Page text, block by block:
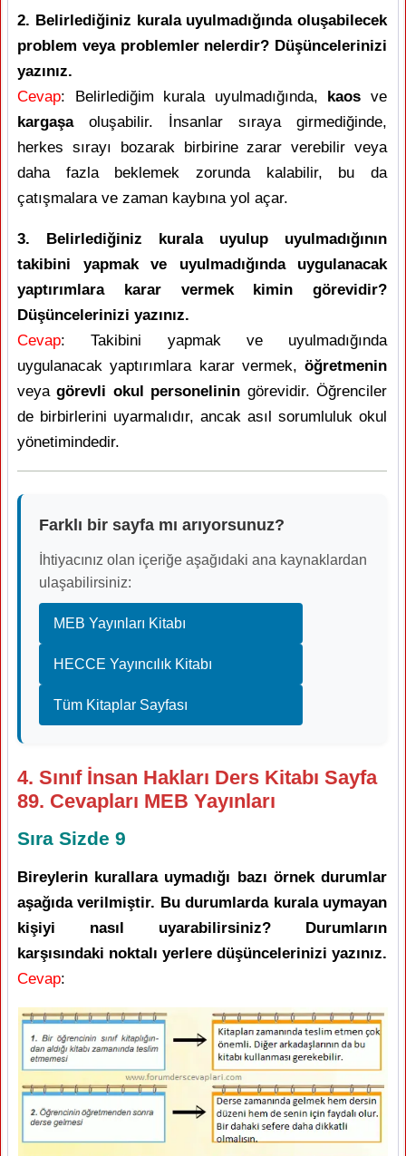
2. Belirlediğiniz kurala uyulmadığında oluşabilecek
problem veya problemler nelerdir? Düşüncelerinizi
yazınız.
Cevap: Belirlediğim kurala uyulmadığında, kaos ve
kargaşaoluşabilir. İnsanlar sıraya girmediğinde,
herkes sırayı bozarak birbirine zarar verebilir veya
daha fazla beklemek zorunda kalabilir, bu da
çatışmalara ve zaman kaybına yol açar.
3. Belirlediğiniz kurala uyulup uyulmadığının
takibini yapmak ve uyulmadığında uygulanacak
yaptırımlara karar vermek kimin görevidir?
Düşüncelerinizi yazınız.
Cevap: Takibini yapmak ve uyulmadığında
uygulanacak yaptırımlara karar vermek, öğretmenin
veyagörevli okul personelinin görevidir. Öğrenciler
de birbirlerini uyarmalıdır, ancak asıl sorumluluk okul
yönetimindedir.
Farklı bir sayfa mı arıyorsunuz?
İhtiyacınız olan içeriğe aşağıdaki ana kaynaklardan
ulaşabilirsiniz:
MEB Yayınları Kitabı
HECCE Yayıncılık Kitabı
Tüm Kitaplar Sayfası
4. Sınıf İnsan Hakları Ders Kitabı Sayfa
89. Cevapları MEB Yayınları
Sıra Sizde 9
Bireylerin kurallara uymadığı bazı örnek durumlar
aşağıda verilmiştir. Bu durumlarda kurala uymayan
kişiyi nasıl uyarabilirsiniz? Durumların
karşısındaki noktalı yerlere düşüncelerinizi yazınız.
Cevap: